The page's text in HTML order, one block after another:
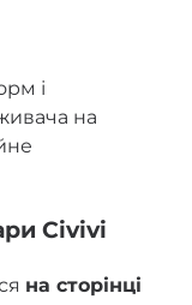
і
на
Civivi
на сторінці